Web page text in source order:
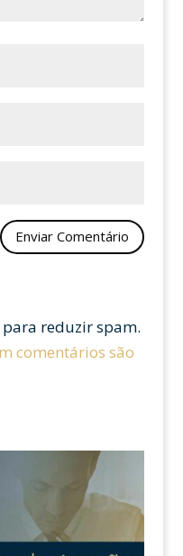
reduzir spam.
comentários são